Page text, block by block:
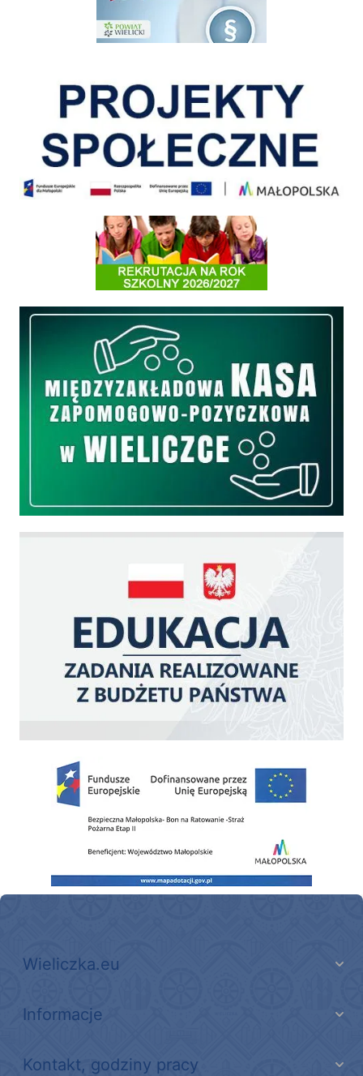
Informacja o terminach rekrutacji na rok szkolny 2026/2027
Międzyzakładowa Kasa Zapomogowo - Pożyczkowa
Zakup fabrycznie nowego, średniego samochodu ratowniczo-gaśniczego z
Wieliczka.eu
Informacje
Kontakt, godziny pracy